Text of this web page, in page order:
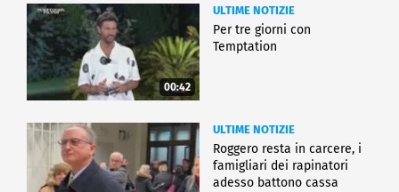
00:42
ULTIME NOTIZIE
Per tre giorni con
Temptation
ULTIME NOTIZIE
Roggero resta in carcere, i
famigliari dei rapinatori
adesso battono cassa